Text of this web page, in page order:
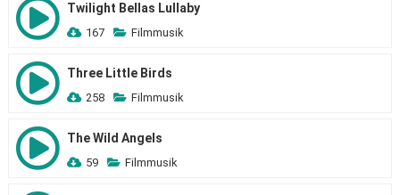
Twilight Bellas Lullaby
167 Filmmusik
Three Little Birds
258 Filmmusik
The Wild Angels
59 Filmmusik